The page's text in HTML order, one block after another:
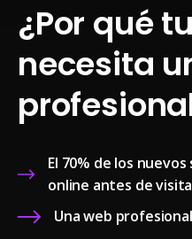
¿Por qué
necesita
El 70% de los
online antes de
Una web